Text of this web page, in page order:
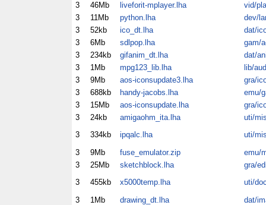
3
46Mb liveforit-mplayer.lha
vid/pla
3
11Mb python.lha
dev/
3
52kb ico_dt.lha
dat/
3
6Mb sdlpop.lha
gam/
3
234kb gifanim_dt.lha
dat/
3
1Mb mpg123_lib.lha
lib/aud
3
9Mb aos-iconsupdate3.lha
gra/
3
688kb handy-jacobs.lha
emu/
3
15Mb aos-iconsupdate.lha
gra/
3
24kb amigaohm_ita.lha
uti/
3
334kb ipqalc.lha
uti/
3
9Mb fuse_emulator.zip
emu/
3
25Mb sketchblock.lha
gra/
3
455kb x5000temp.lha
uti/
3
1Mb drawing_dt.lha
dat/